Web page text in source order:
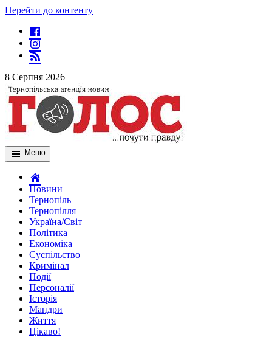
Перейти до контенту
8 Серпня 2026
Меню
Новини
Тернопіль
Тернопілля
Україна/Світ
Політика
Економіка
Суспільство
Кримінал
Події
Персоналії
Історія
Мандри
Життя
Цікаво!